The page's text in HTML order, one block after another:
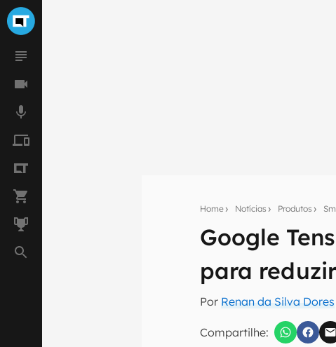
Home Notícias Produtos
Google
para
Por Renan da Silva Dores
Compartilhe:
Seu
Assine a